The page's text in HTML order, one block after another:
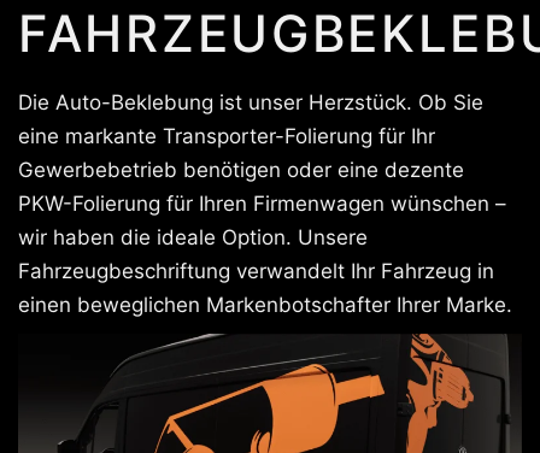
Die Auto-Beklebung ist unser Herzstück. Ob Sie
eine markante Transporter-Folierung für Ihr
Gewerbebetrieb benötigen oder eine dezente
PKW-Folierung für Ihren Firmenwagen wünschen –
wir haben die ideale Option. Unsere
Fahrzeugbeschriftung verwandelt Ihr Fahrzeug in
einen beweglichen Markenbotschafter Ihrer Marke.